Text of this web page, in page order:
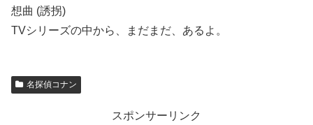
想曲 (誘拐)
TVシリーズの中から、まだまだ、あるよ。
名探偵コナン
スポンサーリンク